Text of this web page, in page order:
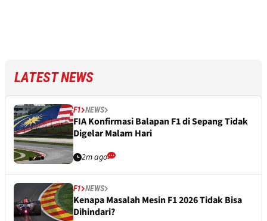
LATEST NEWS
F1 NEWS
FIA Konfirmasi Balapan F1 di Sepang Tidak
Digelar Malam Hari
2m ago
F1 NEWS
Kenapa Masalah Mesin F1 2026 Tidak Bisa
Dihindari?